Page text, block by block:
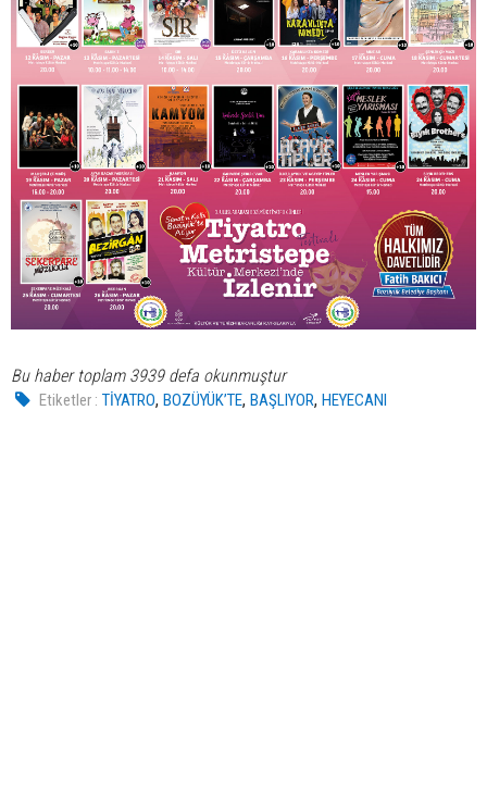
Bu haber toplam 3939 defa okunmuştur
Etiketler : TİYATRO,BOZÜYÜK’TE,BAŞLIYOR,HEYECANI